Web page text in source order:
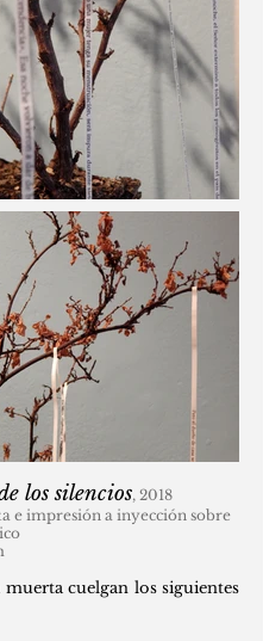
los silencios, 2018
e impresión a inyección sobre
cuelgan los siguientes